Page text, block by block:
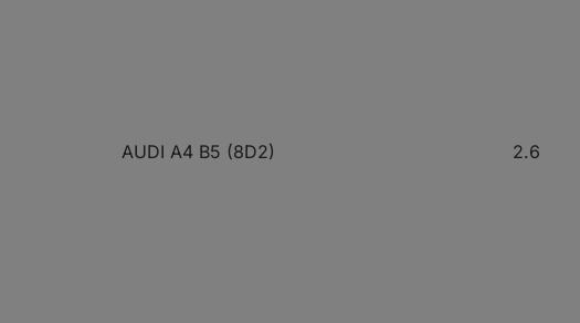
AUDI A4 B5 (8D2) 2.6